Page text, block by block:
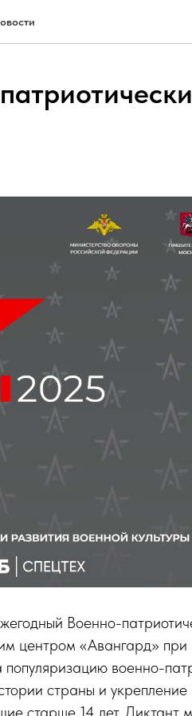
Военно-
центром «Авангард»
военно-
страны и